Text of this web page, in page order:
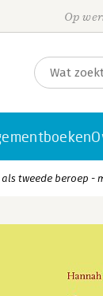
Op
als tweede beroep -